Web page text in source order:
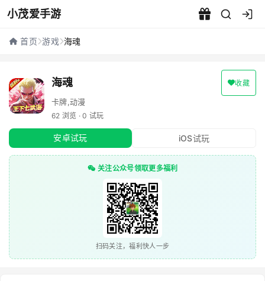
小茂爱手游
海魂 - 小茂爱手游
首页 游戏 海魂
海魂 收藏
卡牌,动漫
62 浏览 · 0 试玩
安卓试玩 iOS试玩
关注公众号领取更多福利
扫码关注，福利快人一步